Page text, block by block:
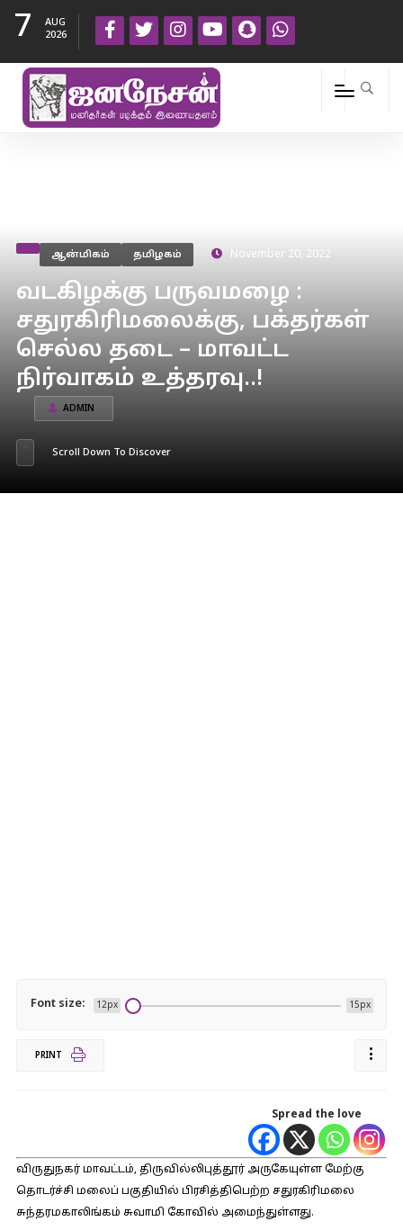
7
AUG
2026
ஆன்மிகம் தமிழகம் November 20, 2022
வடகிழக்கு பருவமழை :
சதுரகிரிமலைக்கு, பக்தர்கள்
செல்ல தடை – மாவட்ட
நிர்வாகம் உத்தரவு..!
ADMIN
Scroll Down To Discover
Font size: 12px 15px
PRINT
Spread the love
விருதுநகர் மாவட்டம், திருவில்லிபுத்தூர் அருகேயுள்ள மேற்கு
தொடர்ச்சி மலைப் பகுதியில் பிரசித்திபெற்ற சதுரகிரிமலை
சுந்தரமகாலிங்கம் சுவாமி கோவில் அமைந்துள்ளது.